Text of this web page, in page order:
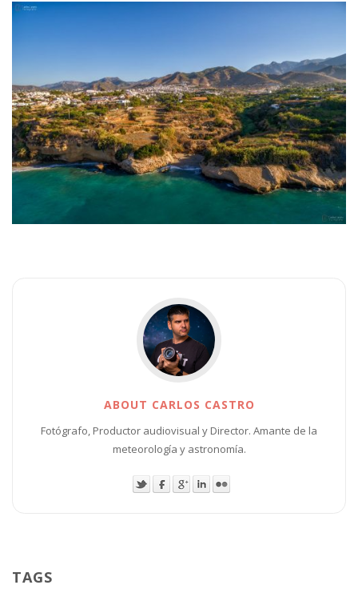
ABOUT CARLOS CASTRO
Fotógrafo, Productor audiovisual y Director. Amante de la
meteorología y astronomía.
TAGS